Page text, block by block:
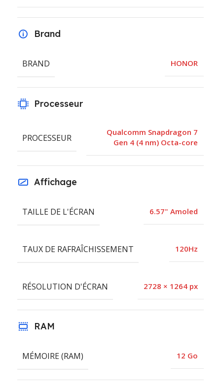
Brand
BRAND HONOR
Processeur
PROCESSEUR
Qualcomm Snapdragon 7
Gen 4 (4 nm) Octa-core
Affichage
TAILLE DE L'ÉCRAN 6.57" Amoled
TAUX DE RAFRAÎCHISSEMENT 120Hz
RÉSOLUTION D'ÉCRAN 2728 × 1264 px
RAM
MÉMOIRE (RAM) 12 Go